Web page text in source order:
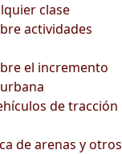
clase
actividades
el incremento
de tracción
de arenas y otros